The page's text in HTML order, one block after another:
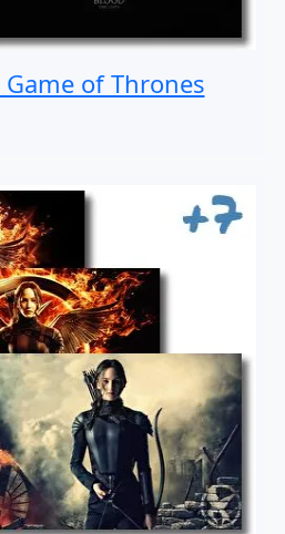
of Thrones